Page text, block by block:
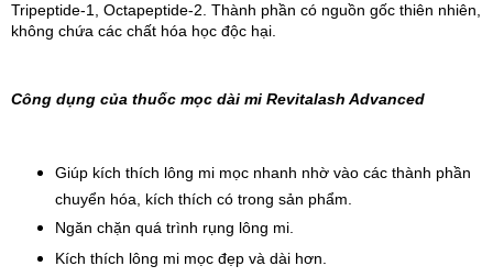
Tripeptide-1, Octapeptide-2. Thành phần có nguồn gốc thiên nhiên,
không chứa các chất hóa học độc hại.
Công dụng của thuốc mọc dài mi Revitalash Advanced
Giúp kích thích lông mi mọc nhanh nhờ vào các thành phần
chuyển hóa, kích thích có trong sản phẩm.
Ngăn chặn quá trình rụng lông mi.
Kích thích lông mi mọc đẹp và dài hơn.